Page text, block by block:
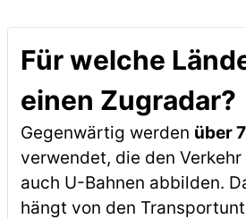
Für welche
einen Zugradar?
Gegenwärtig werden über
verwendet, die den Verkehr
auch U-Bahnen abbilden.
hängt von den